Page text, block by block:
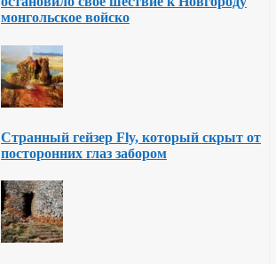
монгольское войско
Странный гейзер Fly, который скрыт от
посторонних глаз забором